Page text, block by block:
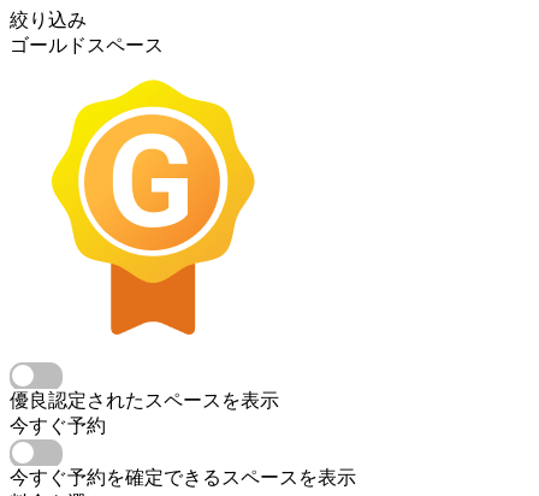
絞り込み
ゴールドスペース
優良認定されたスペースを表示
今すぐ予約
今すぐ予約を確定できるスペースを表示